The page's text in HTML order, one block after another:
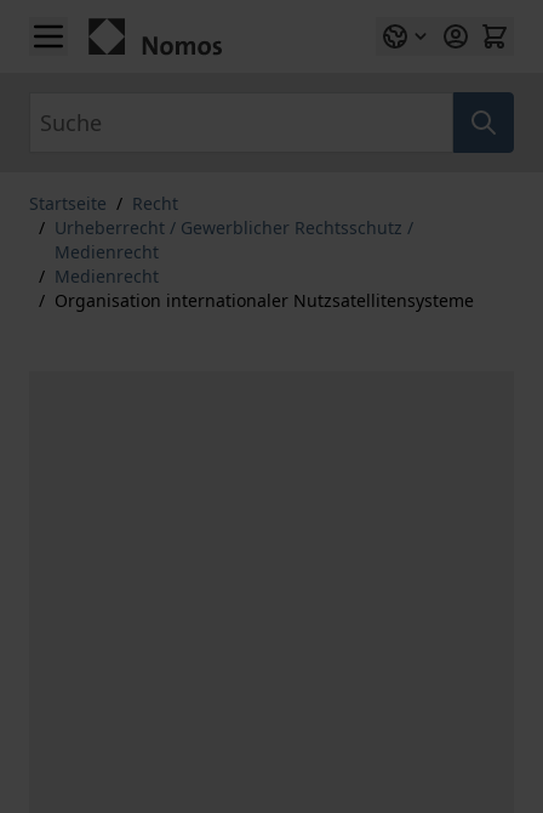
Zum Inhalt springen
Startseite / Recht
/ Urheberrecht / Gewerblicher Rechtsschutz /
Medienrecht
/ Medienrecht
/ Organisation internationaler Nutzsatellitensysteme